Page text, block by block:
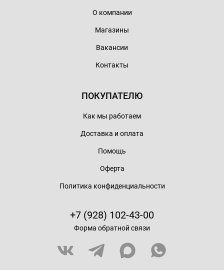
О компании
Магазины
Вакансии
Контакты
ПОКУПАТЕЛЮ
Как мы работаем
Доставка и оплата
Помощь
Оферта
Политика конфиденциальности
+7 (928) 102-43-00
Форма обратной связи